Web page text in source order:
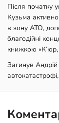
Після початку
Кузьма
в зону АТО,
благодійні
книжкою «К’юр,
Загинув